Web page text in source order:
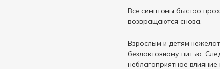
Все симптомы быстро
возвращаются снова.
Взрослым и детям
безлактозному питью.
неблагоприятное